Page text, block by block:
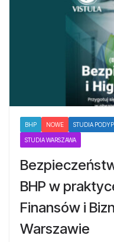
BHP NOWE STUDIA
STUDIA WARSZAWA
BHP w
Finansów i
Warszawie